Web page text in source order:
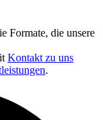
Formate, die unsere
Kontakt zu uns
.